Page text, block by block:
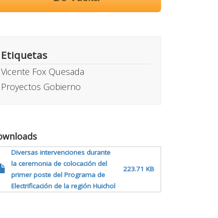
Etiquetas
Vicente Fox Quesada
Proyectos Gobierno
Diversas intervenciones durante
la ceremonia de colocación del
primer poste del Programa de
Electrificación de la región Huichol
223.71 KB